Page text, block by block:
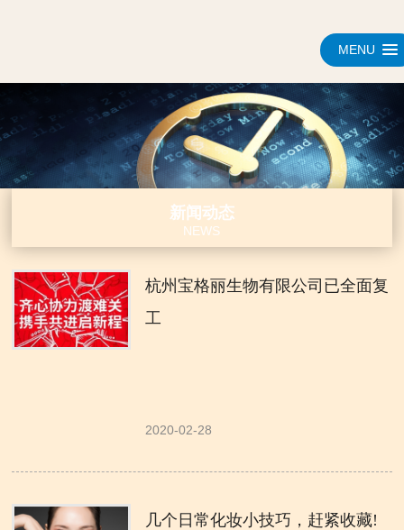
MENU
新闻动态
NEWS
杭州宝格丽生物有限公司已全面复
工
2020-02-28
几个日常化妆小技巧，赶紧收藏!